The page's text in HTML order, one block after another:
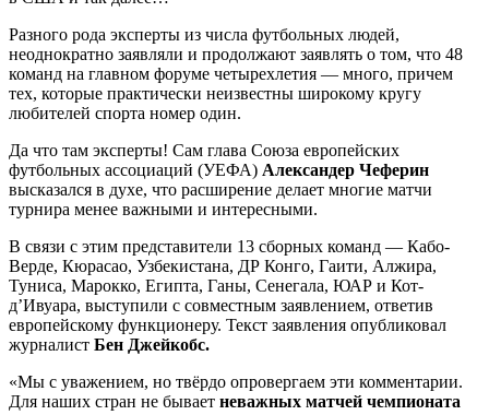
Разного рода эксперты из числа футбольных людей,
неоднократно заявляли и продолжают заявлять о том, что 48
команд на главном форуме четырехлетия — много, причем
тех, которые практически неизвестны широкому кругу
любителей спорта номер один.
Да что там эксперты! Сам глава Союза европейских
футбольных ассоциаций (УЕФА) Александер Чеферин
высказался в духе, что расширение делает многие матчи
турнира менее важными и интересными.
В связи с этим представители 13 сборных команд — Кабо-
Верде, Кюрасао, Узбекистана, ДР Конго, Гаити, Алжира,
Туниса, Марокко, Египта, Ганы, Сенегала, ЮАР и Кот-
д’Ивуара, выступили с совместным заявлением, ответив
европейскому функционеру. Текст заявления опубликовал
журналист Бен Джейкобс.
«Мы с уважением, но твёрдо опровергаем эти комментарии.
Для наших стран не бывает неважных матчей чемпионата